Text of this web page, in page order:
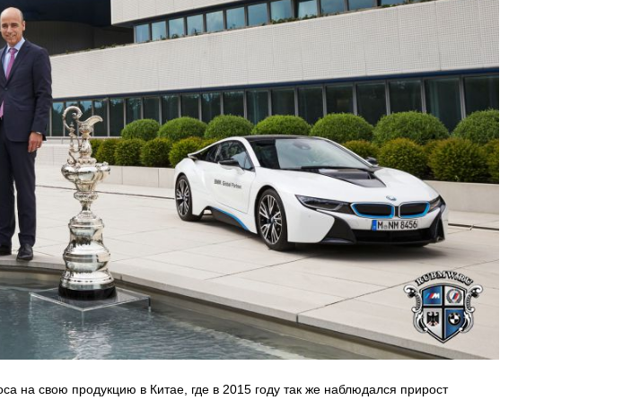
на свою продукцию в Китае, где в 2015 году так же наблюдался прирост